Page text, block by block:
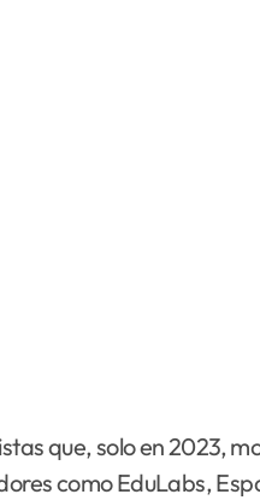
que, solo en 2023,
como EduLabs,